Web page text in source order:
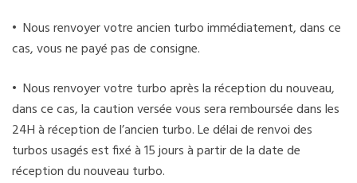
• Nous renvoyer votre ancien turbo immédiatement, dans ce
cas, vous ne payé pas de consigne.
• Nous renvoyer votre turbo après la réception du nouveau,
dans ce cas, la caution versée vous sera remboursée dans les
24H à réception de l’ancien turbo. Le délai de renvoi des
turbos usagés est fixé à 15 jours à partir de la date de
réception du nouveau turbo.